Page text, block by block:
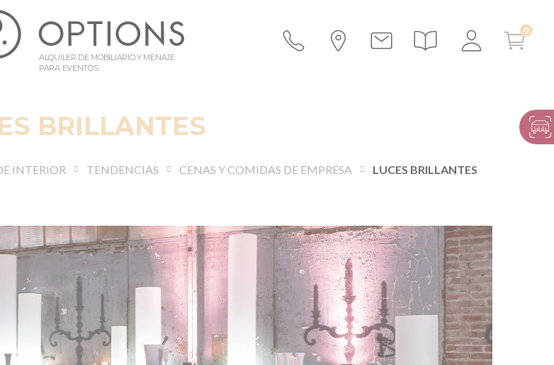
ALQUILER DE MOBILIARIO Y MENAJE
PARA EVENTOS
BRILLANTES
INTERIOR TENDENCIAS CENAS Y COMIDAS DE EMPRESA LUCES BRILLANTES